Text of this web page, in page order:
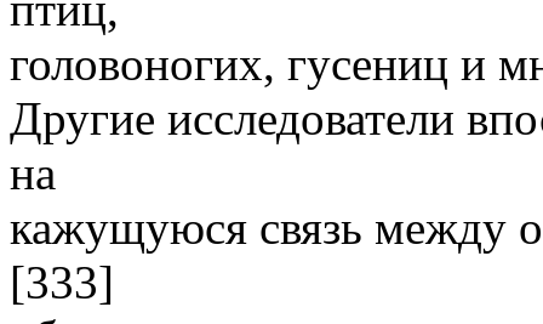
головоногих, гусениц и
Другие исследователи
на
кажущуюся связь между
[333]